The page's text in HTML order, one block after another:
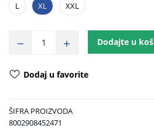
L XL XXL
Dodajte u
Dodaj u favorite
ŠIFRA PROIZVODA
8002908452471